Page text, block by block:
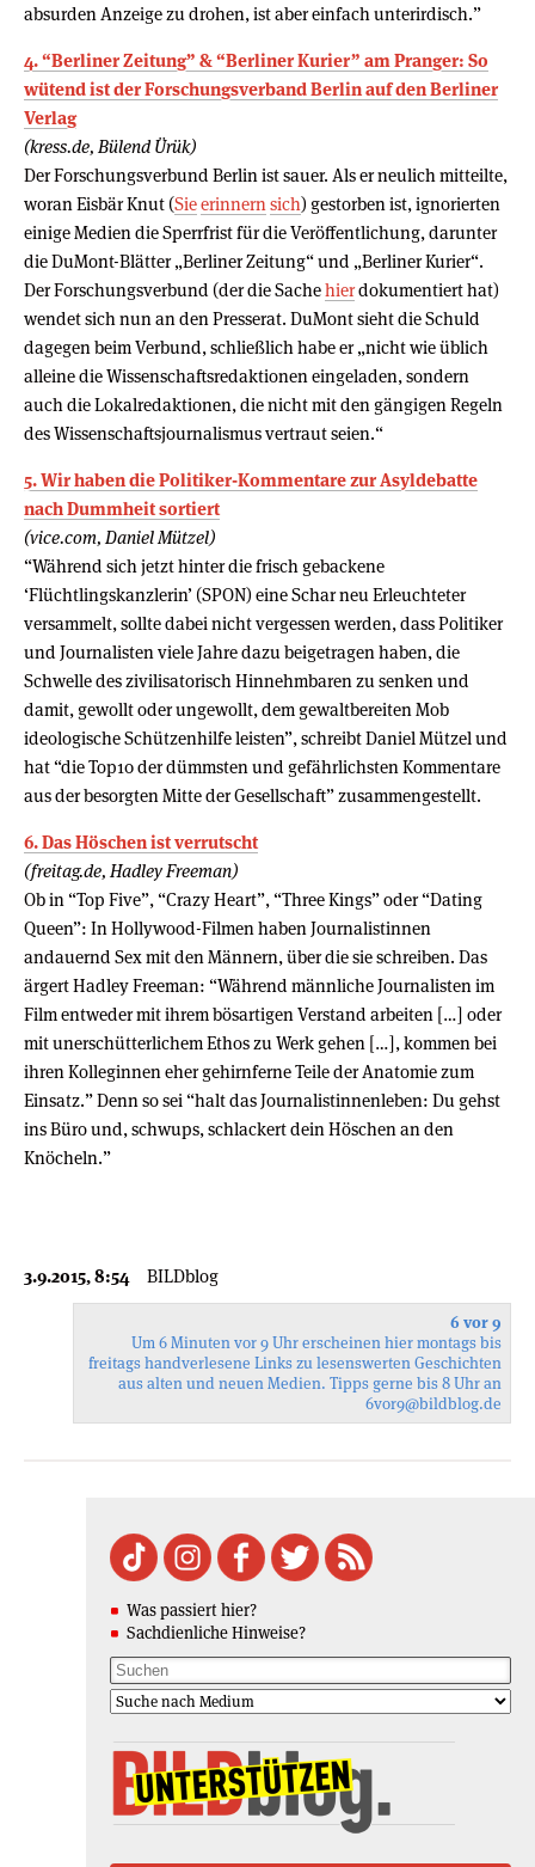
absurden Anzeige zu drohen, ist aber einfach unterirdisch.”
4. “Berliner Zeitung” & “Berliner Kurier” am Pranger: So
wütend ist der Forschungsverband Berlin auf den Berliner
Verlag
(kress.de, Bülend Ürük)
Der Forschungsverbund Berlin ist sauer. Als er neulich mitteilte,
woran Eisbär Knut (Sieerinnern sich) gestorben ist, ignorierten
einige Medien die Sperrfrist für die Veröffentlichung, darunter
die DuMont-Blätter „Berliner Zeitung“ und „Berliner Kurier“.
Der Forschungsverbund (der die Sachehierdokumentiert hat)
wendet sich nun an den Presserat. DuMont sieht die Schuld
dagegen beim Verbund, schließlich habe er „nicht wie üblich
alleine die Wissenschaftsredaktionen eingeladen, sondern
auch die Lokalredaktionen, die nicht mit den gängigen Regeln
des Wissenschaftsjournalismus vertraut seien.“
5. Wir haben die Politiker-Kommentare zur Asyldebatte
nach Dummheit sortiert
(vice.com, Daniel Mützel)
“Während sich jetzt hinter die frisch gebackene
‘Flüchtlingskanzlerin’ (SPON) eine Schar neu Erleuchteter
versammelt, sollte dabei nicht vergessen werden, dass Politiker
und Journalisten viele Jahre dazu beigetragen haben, die
Schwelle des zivilisatorisch Hinnehmbaren zu senken und
damit, gewollt oder ungewollt, dem gewaltbereiten Mob
ideologische Schützenhilfe leisten”, schreibt Daniel Mützel und
hat “die Top10 der dümmsten und gefährlichsten Kommentare
aus der besorgten Mitte der Gesellschaft” zusammengestellt.
6. Das Höschen ist verrutscht
(freitag.de, Hadley Freeman)
Ob in “Top Five”, “Crazy Heart”, “Three Kings” oder “Dating
Queen”: In Hollywood-Filmen haben Journalistinnen
andauernd Sex mit den Männern, über die sie schreiben. Das
ärgert Hadley Freeman: “Während männliche Journalisten im
Film entweder mit ihrem bösartigen Verstand arbeiten […] oder
mit unerschütterlichem Ethos zu Werk gehen […], kommen bei
ihren Kolleginnen eher gehirnferne Teile der Anatomie zum
Einsatz.” Denn so sei “halt das Journalistinnenleben: Du gehst
ins Büro und, schwups, schlackert dein Höschen an den
Knöcheln.”
3.9.2015, 8:54 BILDblog
6 vor 9
Um 6 Minuten vor 9 Uhr erscheinen hier montags bis
freitags handverlesene Links zu lesenswerten Geschichten
aus alten und neuen Medien. Tipps gerne bis 8 Uhr an
6vor9@bildblog.de
Was passiert hier?
Sachdienliche Hinweise?